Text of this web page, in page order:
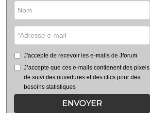
J'accepte de recevoir les e-mails de Jforum
J’accepte que ces e-mails contienent des pixels
de suivi des ouvertures et des clics pour des
besoins statistiques
ENVOYER